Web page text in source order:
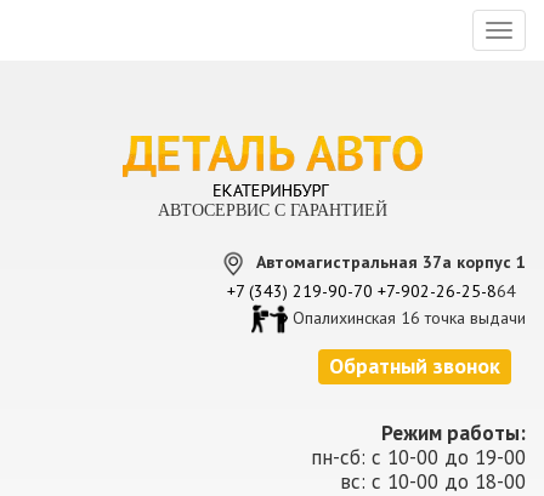
АВТОСЕРВИС С ГАРАНТИЕЙ
Автомагистральная 37а корпус 1
+7 (343) 219-90-70 +7-902-26-25-864
Опалихинская 16 точка выдачи
Обратный звонок
Режим работы:
пн-сб: с 10-00 до 19-00
вс: с 10-00 до 18-00